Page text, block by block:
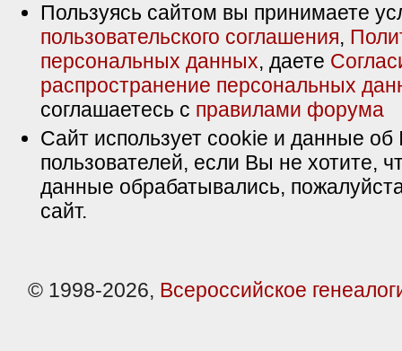
Пользуясь сайтом вы принимаете
пользовательского соглашения,
персональных данных, даете
распространение персональных
соглашаетесь с правилами форума
Сайт использует cookie и данные об
пользователей, если Вы не хотите,
данные обрабатывались,
сайт.
© 1998-2026, Всероссийское